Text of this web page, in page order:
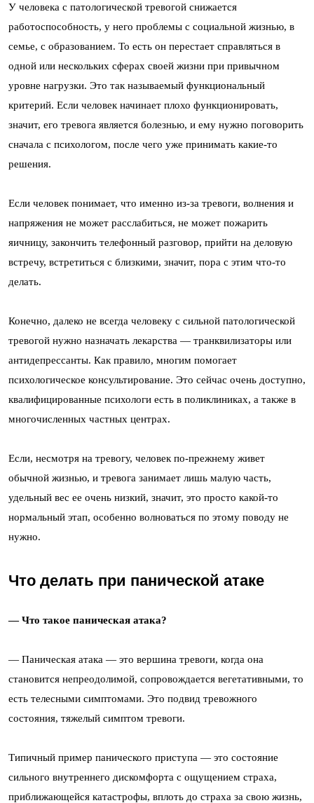
У человека с патологической тревогой снижается
работоспособность, у него проблемы с социальной жизнью, в
семье, с образованием. То есть он перестает справляться в
одной или нескольких сферах своей жизни при привычном
уровне нагрузки. Это так называемый функциональный
критерий. Если человек начинает плохо функционировать,
значит, его тревога является болезнью, и ему нужно поговорить
сначала с психологом, после чего уже принимать какие-то
решения.
Если человек понимает, что именно из-за тревоги, волнения и
напряжения не может расслабиться, не может пожарить
яичницу, закончить телефонный разговор, прийти на деловую
встречу, встретиться с близкими, значит, пора с этим что-то
делать.
Конечно, далеко не всегда человеку с сильной патологической
тревогой нужно назначать лекарства — транквилизаторы или
антидепрессанты. Как правило, многим помогает
психологическое консультирование. Это сейчас очень доступно,
квалифицированные психологи есть в поликлиниках, а также в
многочисленных частных центрах.
Если, несмотря на тревогу, человек по-прежнему живет
обычной жизнью, и тревога занимает лишь малую часть,
удельный вес ее очень низкий, значит, это просто какой-то
нормальный этап, особенно волноваться по этому поводу не
нужно.
Что делать при панической атаке
— Что такое паническая атака?
— Паническая атака — это вершина тревоги, когда она
становится непреодолимой, сопровождается вегетативными, то
есть телесными симптомами. Это подвид тревожного
состояния, тяжелый симптом тревоги.
Типичный пример панического приступа — это состояние
сильного внутреннего дискомфорта с ощущением страха,
приближающейся катастрофы, вплоть до страха за свою жизнь,